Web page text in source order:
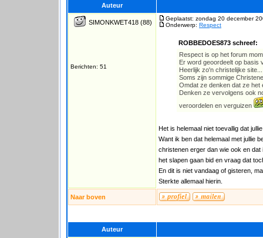
Auteur
SIMONKWET418 (88)
Berichten: 51
Geplaatst: zondag 20 december
Onderwerp: Respect
ROBBEDOES873 schreef:
Respect is op het forum
Er word geoordeelt op basis
Heerlijk zo'n christelijke
Soms zijn sommige
Omdat ze denken dat ze het
Denken ze vervolgens ook
veroordelen en verguizen
Het is helemaal niet toevallig dat
Want ik ben dat helemaal met jullie
christenen erger dan wie ook en
het slapen gaan bid en vraag dat
En dit is niet vandaag of gisteren,
Sterkte allemaal hierin.
Naar boven
Auteur